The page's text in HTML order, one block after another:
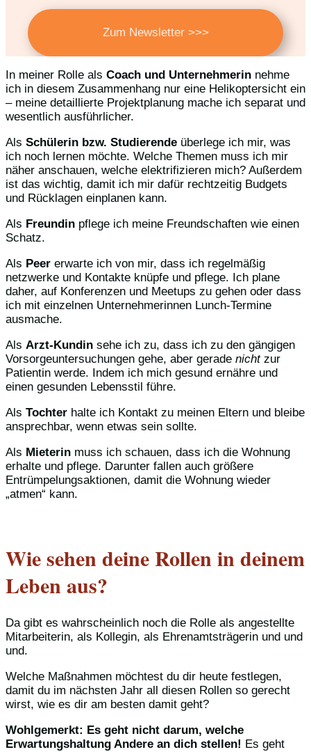
Zum Newsletter >>>
In meiner Rolle als Coach und Unternehmerin nehme
ich in diesem Zusammenhang nur eine Helikoptersicht ein
– meine detaillierte Projektplanung mache ich separat und
wesentlich ausführlicher.
Als Schülerin bzw. Studierende überlege ich mir, was
ich noch lernen möchte. Welche Themen muss ich mir
näher anschauen, welche elektrifizieren mich? Außerdem
ist das wichtig, damit ich mir dafür rechtzeitig Budgets
und Rücklagen einplanen kann.
Als Freundin pflege ich meine Freundschaften wie einen
Schatz.
Als Peer erwarte ich von mir, dass ich regelmäßig
netzwerke und Kontakte knüpfe und pflege. Ich plane
daher, auf Konferenzen und Meetups zu gehen oder dass
ich mit einzelnen Unternehmerinnen Lunch-Termine
ausmache.
Als Arzt-Kundin sehe ich zu, dass ich zu den gängigen
Vorsorgeuntersuchungen gehe, aber gerade nichtzur
Patientin werde. Indem ich mich gesund ernähre und
einen gesunden Lebensstil führe.
Als Tochter halte ich Kontakt zu meinen Eltern und bleibe
ansprechbar, wenn etwas sein sollte.
Als Mieterin muss ich schauen, dass ich die Wohnung
erhalte und pflege. Darunter fallen auch größere
Entrümpelungsaktionen, damit die Wohnung wieder
„atmen“ kann.
Wie sehen deine Rollen in deinem
Leben aus?
Da gibt es wahrscheinlich noch die Rolle als angestellte
Mitarbeiterin, als Kollegin, als Ehrenamtsträgerin und und
und.
Welche Maßnahmen möchtest du dir heute festlegen,
damit du im nächsten Jahr all diesen Rollen so gerecht
wirst, wie es dir am besten damit geht?
Wohlgemerkt: Es geht nicht darum, welche
Erwartungshaltung Andere an dich stellen! Es geht